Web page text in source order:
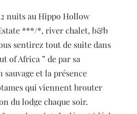
nuits au Hippo Hollow
***/*, river chalet, b&b
sentirez tout de suite dans
of Africa ” de par sa
sauvage et la présence
qui viennent brouter
du lodge chaque soir.